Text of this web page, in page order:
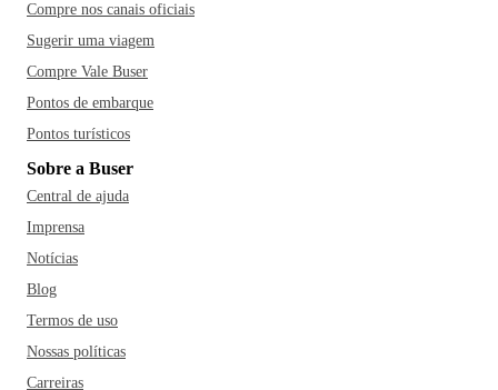
Compre nos canais oficiais
Sugerir uma viagem
Compre Vale Buser
Pontos de embarque
Pontos turísticos
Sobre a Buser
Central de ajuda
Imprensa
Notícias
Blog
Termos de uso
Nossas políticas
Carreiras